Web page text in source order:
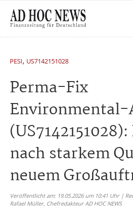
PESI, US7142151028
Perma-Fix
nach starkem
neuem
Veröffentlicht am: 19.05.2026 um 10:41 Uhr |
Rafael Müller, Chefredakteur AD HOC NEWS